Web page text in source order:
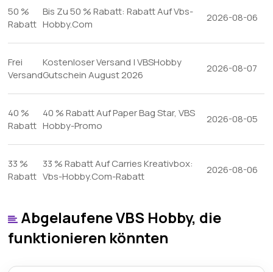
50 %
Rabatt
Bis Zu 50 % Rabatt: Rabatt Auf Vbs-
Hobby.Com
2026-08-06
Frei
Versand
Kostenloser Versand | VBSHobby
Gutschein August 2026
2026-08-07
40 %
Rabatt
40 % Rabatt Auf Paper Bag Star, VBS
Hobby-Promo
2026-08-05
33 %
Rabatt
33 % Rabatt Auf Carries Kreativbox:
Vbs-Hobby.Com-Rabatt
2026-08-06
Abgelaufene VBS Hobby, die
funktionieren könnten